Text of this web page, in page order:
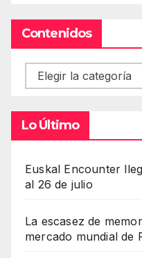
Contenidos
Contenidos
Lo Último
Euskal Encounter
al 26 de julio
La escasez de
mercado mundial de